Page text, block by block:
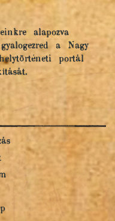
alapozva
a Nagy
portál